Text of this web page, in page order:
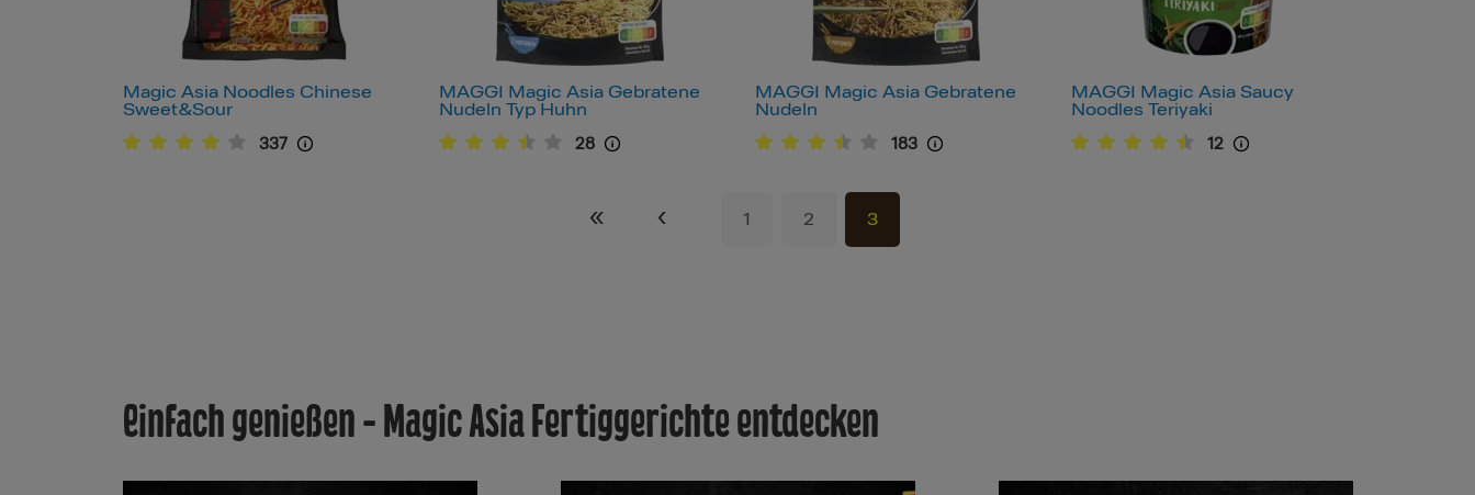
Magic Asia Noodles Chinese
Sweet&Sour
337
MAGGI Magic Asia Gebratene
Nudeln Typ Huhn
28
MAGGI Magic Asia Gebratene
Nudeln
183
MAGGI Magic Asia Saucy
Noodles Teriyaki
12
« ‹ 1 2 3
Einfach genießen - Magic Asia Fertiggerichte entdecken